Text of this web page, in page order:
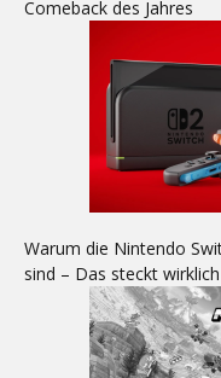
Comeback des Jahres
Warum die Nintendo
sind – Das steckt